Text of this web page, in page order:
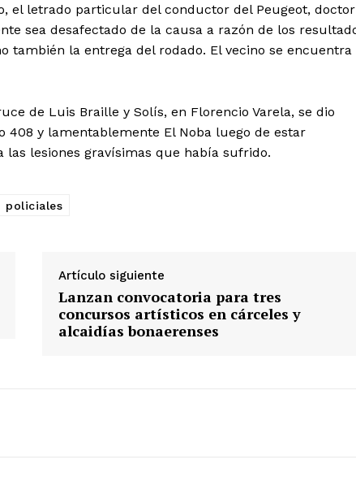
el letrado particular del conductor del Peugeot, doctor
sea desafectado de la causa a razón de los
también la entrega del rodado. El vecino se encuentra
de Luis Braille y Solís, en Florencio Varela, se dio
y lamentablemente El Noba luego de estar
lesiones gravísimas que había sufrido.
policiales
Artículo siguiente
Lanzan convocatoria para tres
concursos artísticos en cárceles y
alcaidías bonaerenses